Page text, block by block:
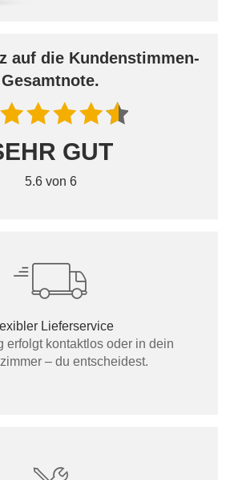
auf die Kundenstimmen-
Gesamtnote.
GUT
5.6 von 6
Lieferservice
erfolgt kontaktlos oder in dein
– du entscheidest.